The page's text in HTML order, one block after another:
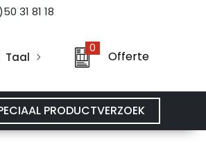
31 81 18
Taal
0
Offerte
PRODUCTVERZOEK